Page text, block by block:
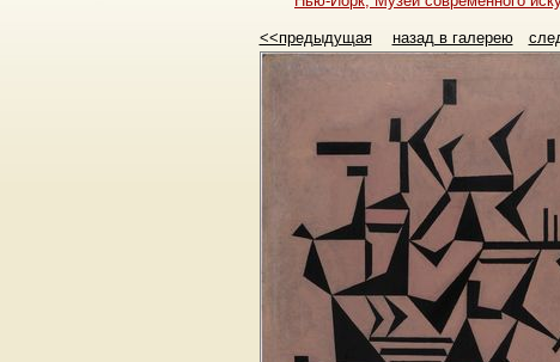
<<предыдущая назад в галерею